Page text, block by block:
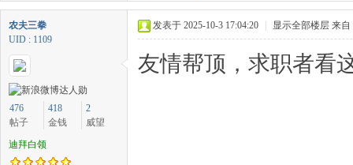
农夫三拳
UID : 1109
476
帖子
418
金钱
2
威望
迪拜白领
发表于 2025-10-3 17:04:20 显示全部楼层 来自
友情帮顶，求职者看